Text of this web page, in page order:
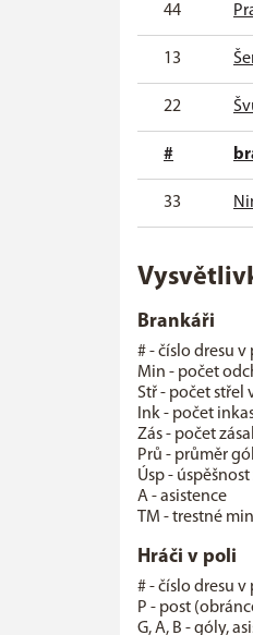
44
13
22
#
33
Brankáři
# - číslo dresu
Min - počet
Stř - počet střel
Ink - počet
Zás - počet
Prů - průměr
Úsp -
A - asistence
TM - trestné
Hráči v poli
# - číslo dresu
P - post
G, A, B - góly,